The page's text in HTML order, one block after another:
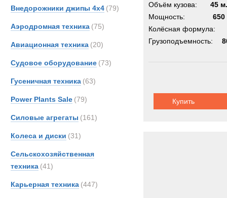
Внедорожники джипы 4х4 (79)
Аэродромная техника (75)
Авиационная техника (20)
Судовое оборудование (73)
Гусеничная техника (63)
Power Plants Sale (79)
Силовые агрегаты (161)
Колеса и диски (31)
Сельскохозяйственная
техника (41)
Карьерная техника (447)
Объём кузова:
45
Мощность:
650
Колёсная формула:
Грузоподъемность:
Купить